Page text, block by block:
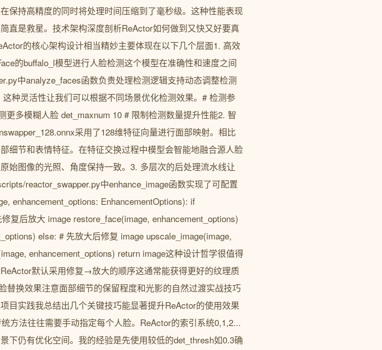
保持高精度的同时将处理时间压缩到了毫秒级。这种性能表现
直是救星。技术架构深度剖析ReActor如何做到又快又好要真
的核心架构设计相当精妙主要体现在以下几个层面1. 高效
的buffalo_l模型进行人脸检测这个模型在准确性和速度之间
中analyze_faces函数负责处理检测逻辑支持动态调整检测
种灵活性让我们可以根据不同场景优化检测效果。# 检测参
多模糊人脸 det_maxnum 10 # 限制检测数量提升性能2. 智
采用了128维特征向量进行面部映射。相比
细节和表情特征。在特征交换过程中模型会智能地融合源人脸
始图像的光照、角度保持一致。3. 多层次的后处理流水线让
reactor_swapper.py中enhance_image函数实现了可配置
enhancement_options: EnhancementOptions): if
复后放大 image restore_face(image, enhancement_options)
else: # 先放大后修复 image upscale_image(image,
enhancement_options) return image这种设计哲学很值得
默认采用修复→放大的顺序这通常能获得更好的纹理质
替换效果注意面部细节的保留程度和光影的自然过渡实战技巧
目实践我总结出几个关键技巧能显著提升ReActor的使用效果
方法往往需要手动指定每个人脸。ReActor的索引系统0,1,2...
仍有优化空间。我的经验是先使用较低的det_thresh如0.3确